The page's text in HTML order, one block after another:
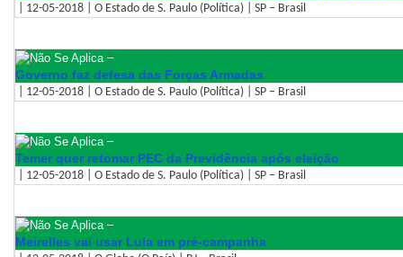
| 12-05-2018 | O Estado de S. Paulo (Política) | SP – Brasil
–
Governo faz defesa das Forças Armadas
| 12-05-2018 | O Estado de S. Paulo (Política) | SP – Brasil
–
Temer quer retomar PEC da Previdência após eleição
| 12-05-2018 | O Estado de S. Paulo (Política) | SP – Brasil
–
Meirelles vai usar Lula em pré-campanha